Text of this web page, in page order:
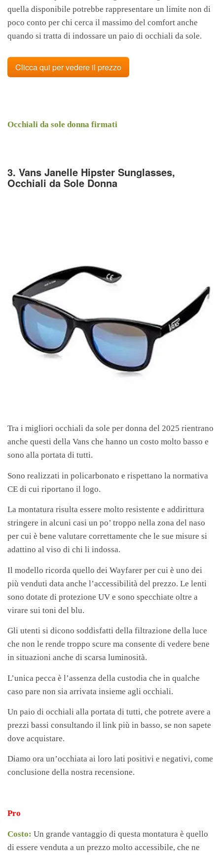
quella disponibile potrebbe rappresentare un limite non di
poco conto per chi cerca il massimo del comfort anche
quando si tratta di indossare un paio di occhiali da sole.
Clicca qui per vedere il prezzo
Occhiali da sole donna firmati
3. Vans Janelle Hipster Sunglasses,
Occhiali da Sole Donna
Tra i migliori occhiali da sole per donna del 2025 rientrano
anche questi della Vans che hanno un costo molto basso e
sono alla portata di tutti.
Sono realizzati in policarbonato e rispettano la normativa
CE di cui riportano il logo.
La montatura risulta essere molto resistente e addirittura
stringere in alcuni casi un po’ troppo nella zona del naso
per cui è bene valutare correttamente che le sue misure si
adattino al viso di chi li indossa.
Il modello ricorda quello dei Wayfarer per cui è uno dei
più venduti data anche l’accessibilità del prezzo. Le lenti
sono dotate di protezione UV e sono specchiate oltre a
virare sui toni del blu.
Gli utenti si dicono soddisfatti della filtrazione della luce
che non le rende troppo scure ma consente di vedere bene
in situazioni anche di scarsa luminosità.
L’unica pecca è l’assenza della custodia che in qualche
caso pare non sia arrivata insieme agli occhiali.
Un paio di occhiali alla portata di tutti, che potrete avere a
prezzi bassi consultando il link più in basso, se non sapete
dove acquistare.
Diamo ora un’occhiata ai loro lati positivi e negativi, come
conclusione della nostra recensione.
Pro
Costo: Un grande vantaggio di questa montatura è quello
di essere venduta a un prezzo molto accessibile, che ne